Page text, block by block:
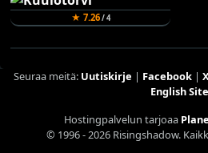
★ 7.26/ 4
Seuraa meitä: Uutiskirje | Facebook|
English Site
Hostingpalvelun tarjoaa
© 1996 - 2026 Risingshadow.